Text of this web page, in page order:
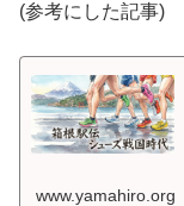
(参考にした記事)
www.yamahiro.org